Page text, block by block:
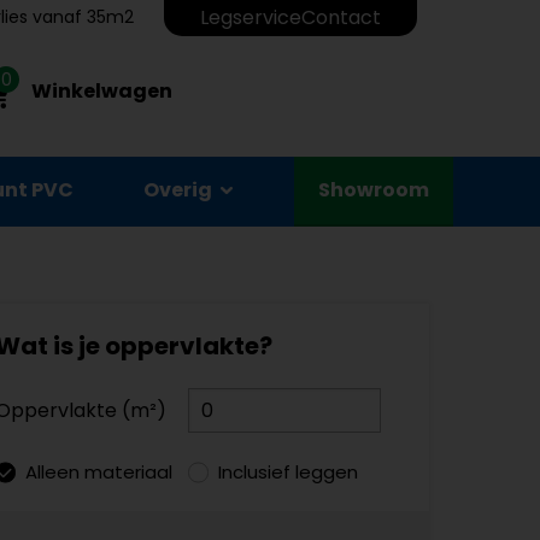
vanaf 35m2 LegserviceContact
0 Winkelwagen
PVC Overig Showroom
is je oppervlakte?
(m²)
Alleen materiaal Inclusief leggen